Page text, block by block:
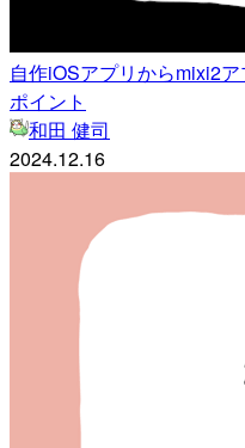
自作iOSアプリからmixi2
ポイント
和田 健司
2024.12.16